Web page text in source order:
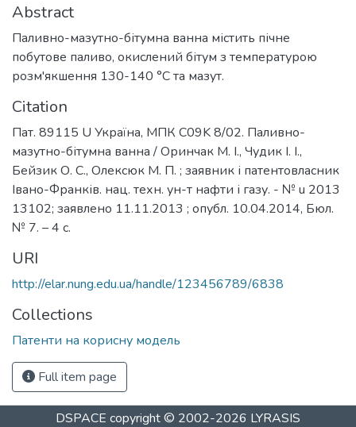
Abstract
Паливно-мазутно-бітумна ванна містить пічне
побутове паливо, окислений бітум з температурою
розм'якшення 130-140 °C та мазут.
Citation
Пат. 89115 U Україна, МПК C09K 8/02. Паливно-
мазутно-бітумна ванна / Оринчак М. І., Чудик І. І.,
Бейзик О. С., Олексюк М. П. ; заявник і патентовласник
Івано-Франків. нац. техн. ун-т нафти і газу. - № u 2013
13102; заявлено 11.11.2013 ; опубл. 10.04.2014, Бюл.
№ 7. – 4 с.
URI
http://elar.nung.edu.ua/handle/123456789/6838
Collections
Патенти на корисну модель
Full item page
DSPACE copyright © 2002-2026 LYRASIS